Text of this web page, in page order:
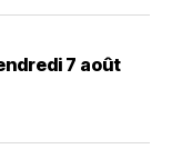
7 août